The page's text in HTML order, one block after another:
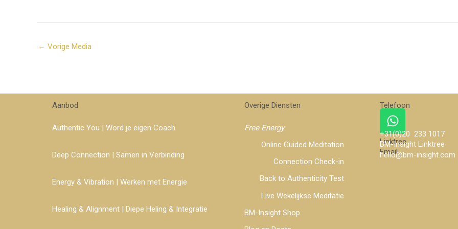
← Vorige Media
Aanbod
Authentic You | Word je eigen Coach
Deep Connection | Samen in Verbinding
Energy & Vibration | Werken met Energie
Healing & Alignment | Diepe Heling & Integratie
Overige Diensten
Free Energy
Online Guided Meditation
Connection Check-in
Back to Authenticity Test
Live Wekelijkse Meditatie
BM-Insight Shop
Telefoon
Whatsapp
+31(0)20 233 1017
Linktree
BM-Insight Linktree
Email
hello@bm-insight.com